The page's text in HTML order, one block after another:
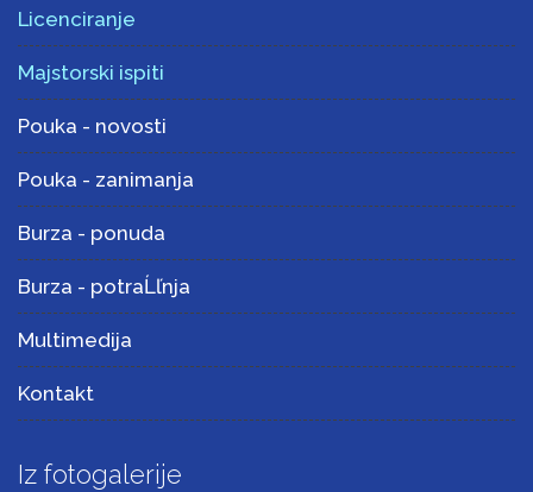
Licenciranje
Majstorski ispiti
Pouka - novosti
Pouka - zanimanja
Burza - ponuda
Burza - potraĹľnja
Multimedija
Kontakt
Iz fotogalerije